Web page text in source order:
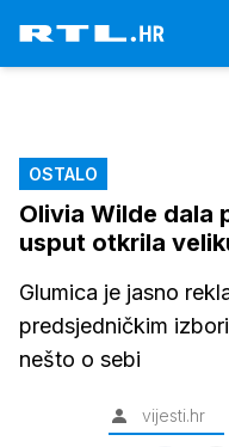
OSTALO
Olivia Wilde dala
usput otkrila
Glumica je jasno
predsjedničkim
nešto o sebi
vijesti.hr